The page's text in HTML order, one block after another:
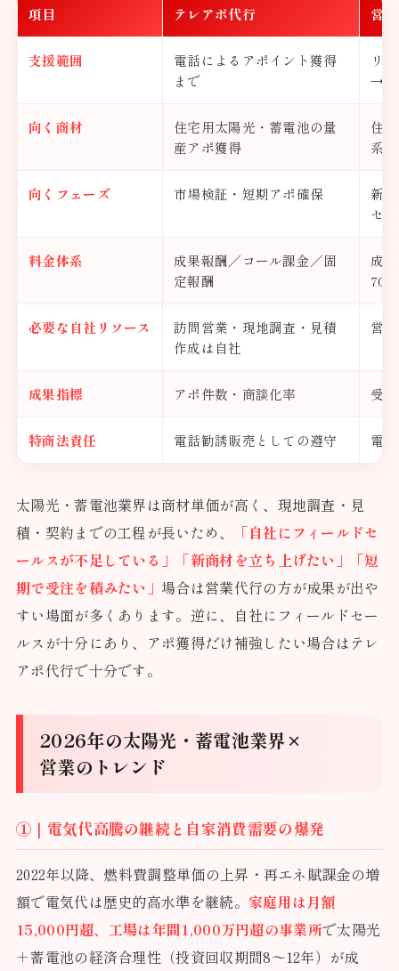
項目 テレアポ代行 営
支援範囲
電話によるアポイント獲得
まで
リ
→ア
向く商材
住宅用太陽光・蓄電池の量
産アポ獲得
住
系
向くフェーズ 市場検証・短期アポ確保
新
セ
料金体系
成果報酬／コール課金／固
定報酬
成
70
必要な自社リソース
訪問営業・現地調査・見積
作成は自社
営
成果指標 アポ件数・商談化率 受
特商法責任 電話勧誘販売としての遵守 電
太陽光・蓄電池業界は商材単価が高く、現地調査・見
積・契約までの工程が長いため、
「自社にフィールドセ
ールスが不足している」「新商材を立ち上げたい」「短
期で受注を積みたい」 場合は営業代行の方が成果が出や
すい場面が多くあります。逆に、自社にフィールドセー
ルスが十分にあり、アポ獲得だけ補強したい場合はテレ
アポ代行で十分です。
2026年の太陽光・蓄電池業界×
営業のトレンド
①｜電気代高騰の継続と自家消費需要の爆発
2022年以降、燃料費調整単価の上昇・再エネ賦課金の増
額で電気代は歴史的高水準を継続。 家庭用は月額
15,000円超、工場は年間1,000万円超の事業所で太陽光
＋蓄電池の経済合理性（投資回収期間8〜12年）が成